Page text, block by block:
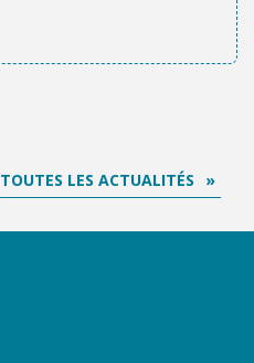
TOUTES LES ACTUALITÉS